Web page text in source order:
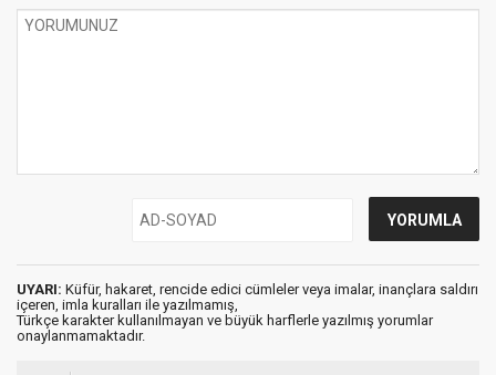
UYARI: Küfür, hakaret, rencide edici cümleler veya imalar, inançlara saldırı
içeren, imla kuralları ile yazılmamış,
Türkçe karakter kullanılmayan ve büyük harflerle yazılmış yorumlar
onaylanmamaktadır.